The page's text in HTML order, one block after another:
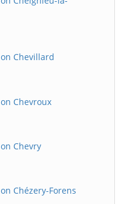
Chevillard
Chevroux
Chevry
Chézery-Forens